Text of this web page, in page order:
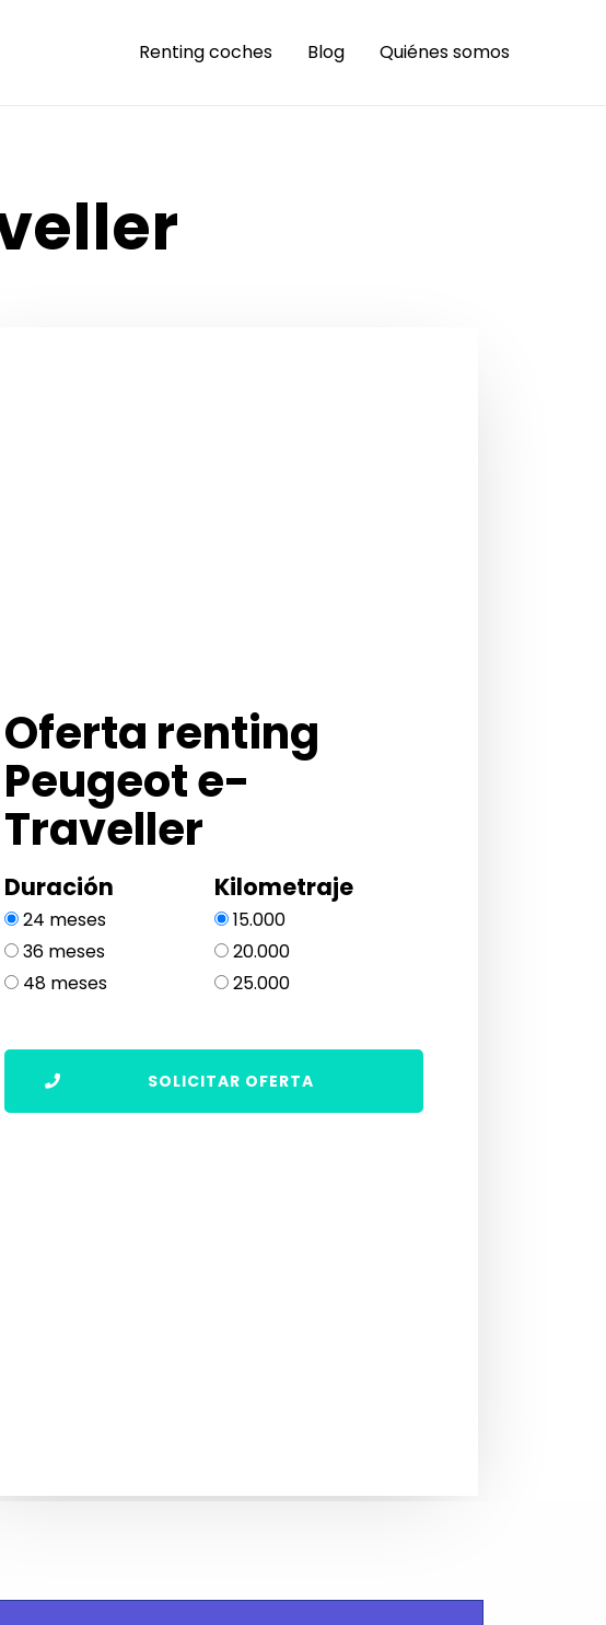
Renting coches Blog Quiénes somos
Oferta renting
Peugeot e-
Traveller
Duración
24 meses
36 meses
48 meses
Kilometraje
15.000
20.000
25.000
SOLICITAR OFERTA